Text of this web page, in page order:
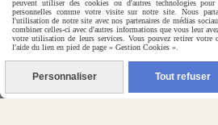
ENVOYER UN
peuvent utiliser des cookies ou d'autres technologies
personnelles comme votre visite sur notre site. Nous
l'utilisation de notre site avec nos partenaires de médias
combiner celles-ci avec d'autres informations que vous leur
votre utilisation de leurs services. Vous pouvez retirer votre
l'aide du lien en pied de page « Gestion Cookies ».
Personnaliser Tout refuser